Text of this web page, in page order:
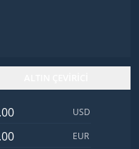
Dolar değeri USD
Euro değeri EUR